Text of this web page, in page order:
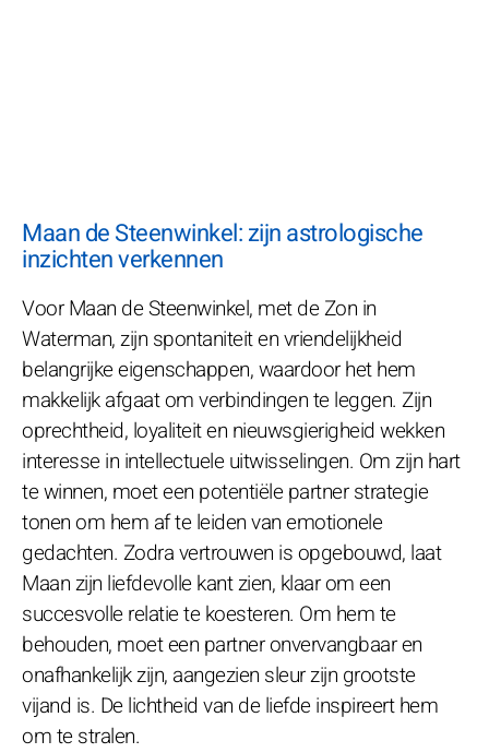
Maan de Steenwinkel: zijn astrologische
inzichten verkennen
Voor Maan de Steenwinkel, met de Zon in
Waterman, zijn spontaniteit en vriendelijkheid
belangrijke eigenschappen, waardoor het hem
makkelijk afgaat om verbindingen te leggen. Zijn
oprechtheid, loyaliteit en nieuwsgierigheid wekken
interesse in intellectuele uitwisselingen. Om zijn hart
te winnen, moet een potentiële partner strategie
tonen om hem af te leiden van emotionele
gedachten. Zodra vertrouwen is opgebouwd, laat
Maan zijn liefdevolle kant zien, klaar om een
succesvolle relatie te koesteren. Om hem te
behouden, moet een partner onvervangbaar en
onafhankelijk zijn, aangezien sleur zijn grootste
vijand is. De lichtheid van de liefde inspireert hem
om te stralen.